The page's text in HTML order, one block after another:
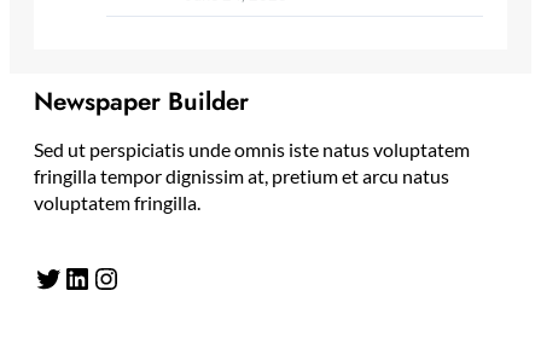
Newspaper Builder
Sed ut perspiciatis unde omnis iste natus voluptatem
fringilla tempor dignissim at, pretium et arcu natus
voluptatem fringilla.
Twitter LinkedIn Instagram